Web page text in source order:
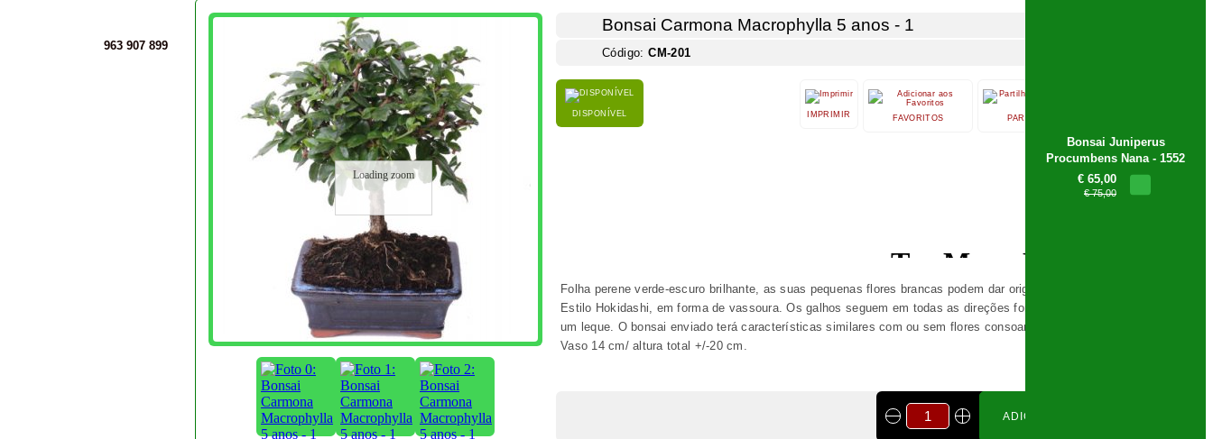
Bonsai Juniperus
Procumbens Nana - 1552
€ 65,00
€ 75,00
963 907 899
Loading zoom
Bonsai Carmona Macrophylla 5 anos - 1
Código:CM-201
DISPONÍVEL PARTILHAR
FAVORITOS
IMPRIMIR
€12,50
Folha perene verde-escuro brilhante, as suas pequenas flores brancas podem dar origem a pequenos frutos.
Estilo Hokidashi, em forma de vassoura. Os galhos seguem em todas as direções formando e abrindo-se como
um leque. O bonsai enviado terá características similares com ou sem flores consoante a época do ano.
Vaso 14 cm/ altura total +/-20 cm.
ADICIONAR AO CARRINHO